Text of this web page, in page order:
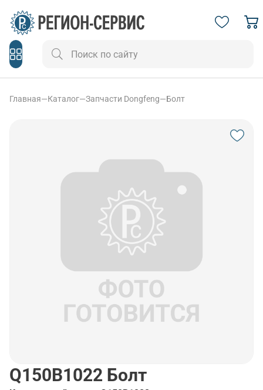
Главная—Каталог—Запчасти Dongfeng—Болт
Q150B1022 Болт